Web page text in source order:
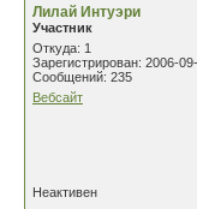
Лилай Интуэри
Участник
Откуда: 1
Зарегистрирован: 2006-
Сообщений: 235
Вебсайт
Неактивен